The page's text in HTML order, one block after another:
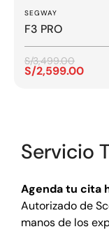
SEGWAY
F3 PRO
Precio
S/2,599.00
Precio
S/3,499.00
Servicio
Agenda tu cita
Autorizado de
manos de los